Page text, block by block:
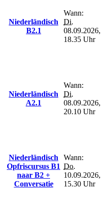
Niederländisch
B2.1
Wann:
Di.
08.09.2026,
18.35 Uhr
Niederländisch
A2.1
Wann:
Di.
08.09.2026,
20.10 Uhr
Niederländisch
Opfriscursus B1
naar B2 +
Conversatie
Wann:
Do.
10.09.2026,
15.30 Uhr